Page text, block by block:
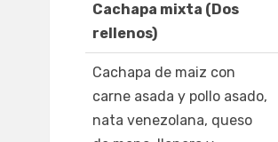
Cachapa mixta (Dos
rellenos)
Cachapa de maiz con
carne asada y pollo asado,
nata venezolana, queso